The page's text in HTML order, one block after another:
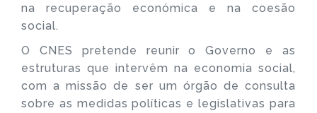
na recuperação económica e na coesão
social.
O CNES pretende reunir o Governo e as
estruturas que intervêm na economia social,
com a missão de ser um órgão de consulta
sobre as medidas políticas e legislativas para